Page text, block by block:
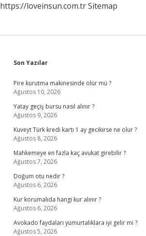
https://loveinsun.com.trSitemap
Sidebar
Son Yazılar
Pire kurutma makinesinde ölür mü ?
Ağustos 10, 2026
Yatay geçiş bursu nasıl alınır ?
Ağustos 9, 2026
Kuveyt Türk kredi kartı 1 ay gecikirse ne olur ?
Ağustos 8, 2026
Mahkemeye en fazla kaç avukat girebilir ?
Ağustos 7, 2026
Doğum otu nedir ?
Ağustos 6, 2026
Kur korumalıda hangi kur alınır ?
Ağustos 6, 2026
Avokado faydaları yumurtalıklara iyi gelir mi ?
Ağustos 5, 2026